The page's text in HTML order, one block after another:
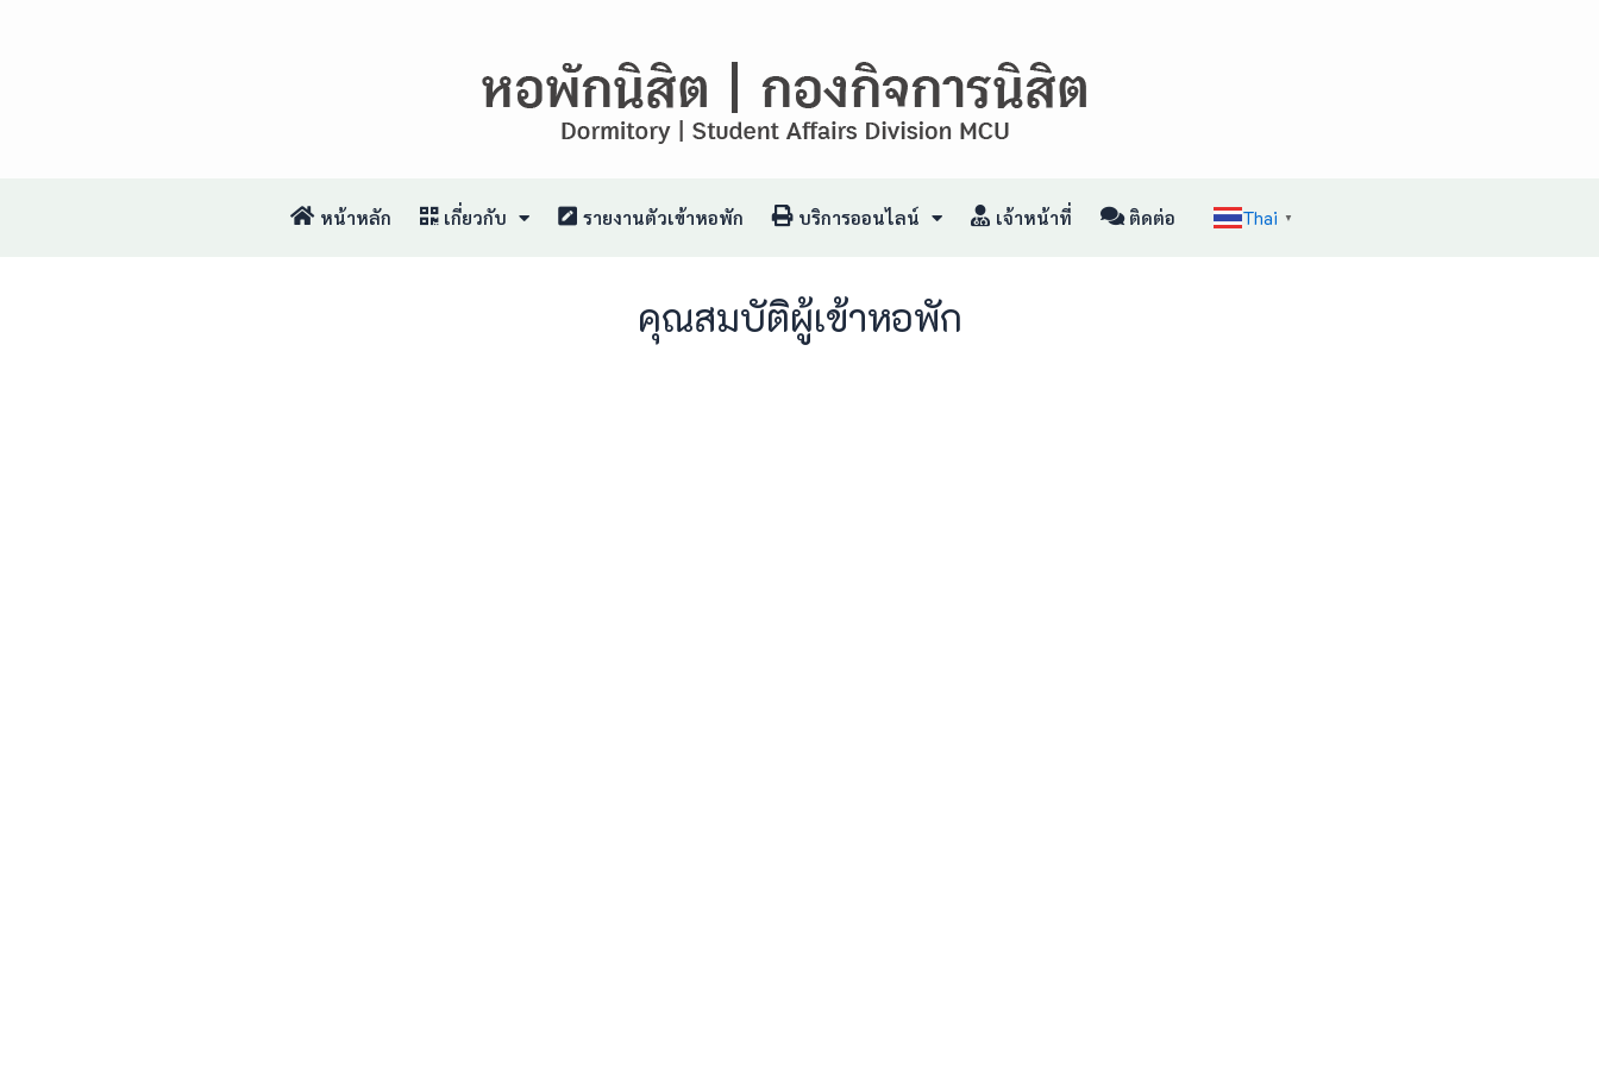
หน้าหลัก เกี่ยวกับ รายงานตัวเข้าหอพัก บริการออนไลน์ เจ้าหน้าที่ ติดต่อ Thai ▼
คุณสมบัติผู้เข้าหอพัก